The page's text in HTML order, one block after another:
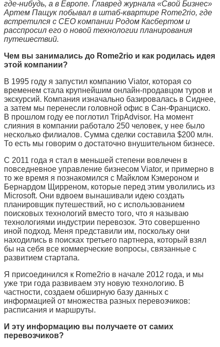
где-нибудь, а в Европе. Главред журнала «Свой Бизнес»
Артем Пащук побывал в штаб-квартире Rome2rio, где
встретился с СЕО компании Родом Касбертом и
расспросил его о новой технологии планирования
путешествий.
Чем вы занимались до Rome2rio и как родилась идея
этой компании?
В 1995 году я запустил компанию Viator, которая со
временем стала крупнейшим онлайн-продавцом туров и
экскурсий. Компания изначально базировалась в Сиднее,
а затем мы перенесли головной офис в Сан-Франциско.
В прошлом году ее поглотил TripAdvisor. На момент
слияния в компании работало 250 человек, у нее было
несколько филиалов. Сумма сделки составила $200 млн.
То есть мы говорим о достаточно внушительном бизнесе.
С 2011 года я стал в меньшей степени вовлечен в
повседневное управление бизнесом Viator, и примерно в
то же время я познакомился с Майклом Кэмероном и
Бернардом Щирреном, которые перед этим уволились из
Microsoft. Они вдвоем вынашивали идею создать
планировщик путешествий, но с использованием
поисковых технологий вместо того, что я называю
технологиями индустрии перевозок. Это совершенно
иной подход. Меня представили им, поскольку они
находились в поисках третьего партнера, который взял
бы на себя все коммерческие вопросы, связанные с
развитием стартапа.
Я присоединился к Rome2rio в начале 2012 года, и мы
уже три года развиваем эту новую технологию. В
частности, создаем обширную базу данных с
информацией от множества разных перевозчиков:
расписания и маршруты.
И эту информацию вы получаете от самих
перевозчиков?